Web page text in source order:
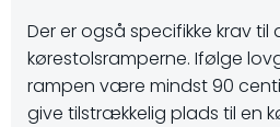
Der er også specifikke krav
kørestolsramperne. Ifølge
rampen være mindst 90
give tilstrækkelig plads til en